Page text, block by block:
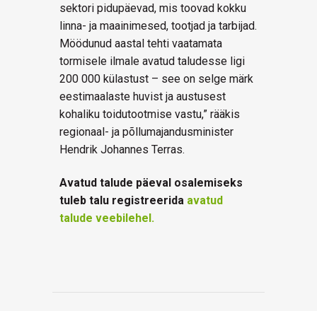
sektori pidupäevad, mis toovad kokku
linna- ja maainimesed, tootjad ja tarbijad.
Möödunud aastal tehti vaatamata
tormisele ilmale avatud taludesse ligi
200 000 külastust – see on selge märk
eestimaalaste huvist ja austusest
kohaliku toidutootmise vastu,” rääkis
regionaal- ja põllumajandusminister
Hendrik Johannes Terras.
Avatud talude päeval osalemiseks
tuleb talu registreerida avatud
talude veebilehel.